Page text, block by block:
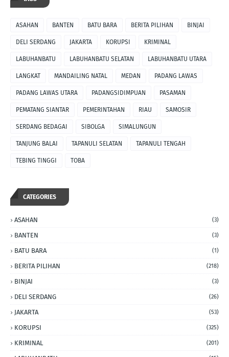
ASAHAN BANTEN BATU BARA BERITA PILIHAN BINJAI
DELI SERDANG JAKARTA KORUPSI KRIMINAL
LABUHANBATU LABUHANBATU SELATAN LABUHANBATU UTARA
LANGKAT MANDAILING NATAL MEDAN PADANG LAWAS
PADANG LAWAS UTARA PADANGSIDIMPUAN PASAMAN
PEMATANG SIANTAR PEMERINTAHAN RIAU SAMOSIR
SERDANG BEDAGAI SIBOLGA SIMALUNGUN
TANJUNG BALAI TAPANULI SELATAN TAPANULI TENGAH
TEBING TINGGI TOBA
CATEGORIES
ASAHAN (3)
BANTEN (3)
BATU BARA (1)
BERITA PILIHAN (218)
BINJAI (3)
DELI SERDANG (26)
JAKARTA (53)
KORUPSI (325)
KRIMINAL (201)